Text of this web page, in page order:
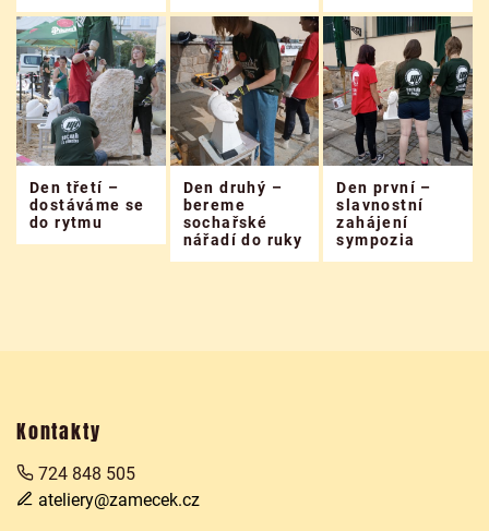
Den třetí –
dostáváme se
do rytmu
Den druhý –
bereme
sochařské
nářadí do ruky
Den první –
slavnostní
zahájení
sympozia
Kontakty
724 848 505
ateliery@zamecek.cz